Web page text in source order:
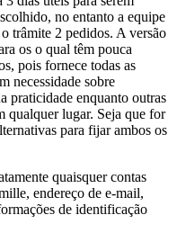
no entanto a equipe
trâmite 2 pedidos. A versão
os o qual têm pouca
pois fornece todas as
necessidade sobre
praticidade enquanto outras
qualquer lugar. Seja que for
para fijar ambos os
quaisquer contas
endereço de e-mail,
de identificação